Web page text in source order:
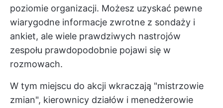
poziomie organizacji. Możesz uzyskać pewne
wiarygodne informacje zwrotne z sondaży i
ankiet, ale wiele prawdziwych nastrojów
zespołu prawdopodobnie pojawi się w
rozmowach.
W tym miejscu do akcji wkraczają "mistrzowie
zmian", kierownicy działów i menedżerowie